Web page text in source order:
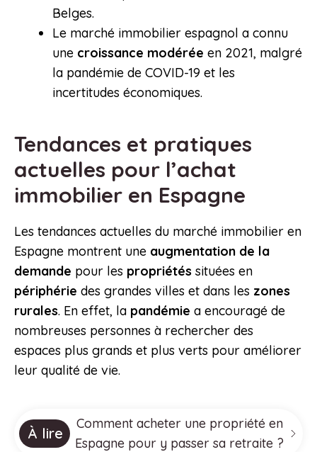
Belges.
Le marché immobilier espagnol a connu
une croissance modérée en 2021, malgré
la pandémie de COVID-19 et les
incertitudes économiques.
Tendances et pratiques
actuelles pour l’achat
immobilier en Espagne
Les tendances actuelles du marché immobilier en
Espagne montrent une augmentation de la
demande pour les propriétés situées en
périphérie des grandes villes et dans les zones
rurales. En effet, la pandémie a encouragé de
nombreuses personnes à rechercher des
espaces plus grands et plus verts pour améliorer
leur qualité de vie.
À lire
Comment acheter une propriété en
Espagne pour y passer sa retraite ?